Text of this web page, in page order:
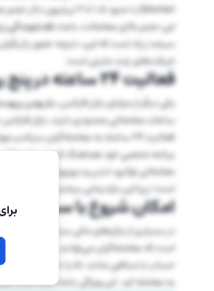
Market) با حدود 1.5 تا 2 تریلیون دلار حجم معاملات روزانه، در رتبه دوم قرار دارد.
این حجم بالای معاملات، باعثنقدشوندگی
سرعت زیاد است که این، نتیجه حضور
شرکت‌های چند ملیتی است.
فعالیت ۲۴ ساعته در پنج روز هفته
یکی دیگر از مزایای بازار فارکس،باز بودن
ساعات معاملاتی محدودی دارند، بازار فارکس در پنج
فعالیت 24 ساعته به معامله‌گران
معاملاتی توکیو، لندن و نیویورک
است؛ زیرا این بازه زمانی بیشترین حجم
امکان شروع با سرمایه کم
در بسیاری از بازارهای مالی سنتی، ورود به
است که معامله‌گران می‌توانند با
سرمایه
به معامله کرد. این ویژگی باعث شده است